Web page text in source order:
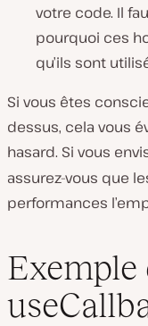
votre code. Il
pourquoi ces
qu’ils sont
Si vous êtes
dessus, cela vous
hasard. Si vous
assurez-vous que
performances
Exemple